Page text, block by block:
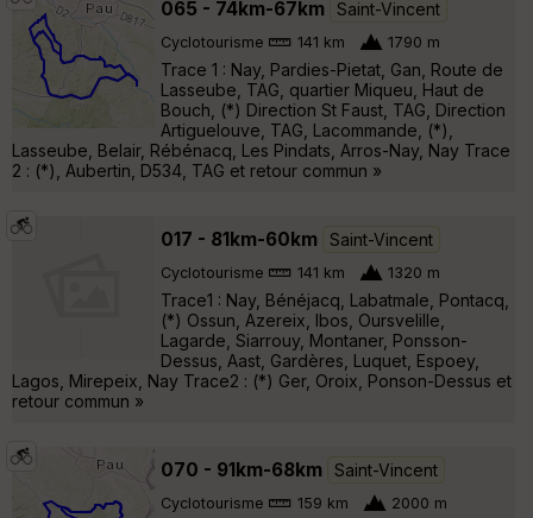
065 - 74km-67km Saint-Vincent
Cyclotourisme 141 km 1790 m
Trace 1 : Nay, Pardies-Pietat, Gan, Route de
Lasseube, TAG, quartier Miqueu, Haut de
Bouch, (*) Direction St Faust, TAG, Direction
Artiguelouve, TAG, Lacommande, (*),
Lasseube, Belair, Rébénacq, Les Pindats, Arros-Nay, Nay Trace
2 : (*), Aubertin, D534, TAG et retour commun »
017 - 81km-60km Saint-Vincent
Cyclotourisme 141 km 1320 m
Trace1 : Nay, Bénéjacq, Labatmale, Pontacq,
(*) Ossun, Azereix, Ibos, Oursvelille,
Lagarde, Siarrouy, Montaner, Ponsson-
Dessus, Aast, Gardères, Luquet, Espoey,
Lagos, Mirepeix, Nay Trace2 : (*) Ger, Oroix, Ponson-Dessus et
retour commun »
070 - 91km-68km Saint-Vincent
Cyclotourisme 159 km 2000 m